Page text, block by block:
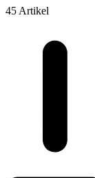
45 Artikel